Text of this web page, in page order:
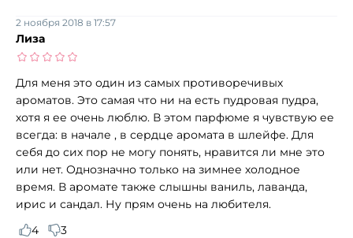
Лиза
2 ноября 2018 в 17:57
Для меня это один из самых противоречивых
ароматов. Это самая что ни на есть пудровая пудра,
хотя я ее очень люблю. В этом парфюме я чувствую ее
всегда: в начале , в сердце аромата в шлейфе. Для
себя до сих пор не могу понять, нравится ли мне это
или нет. Однозначно только на зимнее холодное
время. В аромате также слышны ваниль, лаванда,
ирис и сандал. Ну прям очень на любителя.
4
3